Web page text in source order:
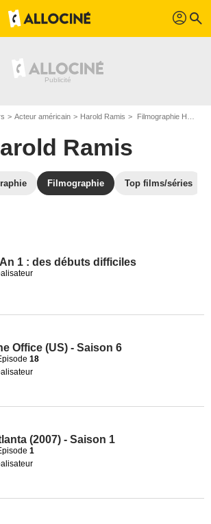
profil search
Acteur américain Harold Ramis Filmographie Harold Ramis
Ramis
Filmographie Top films/séries
1 : des débuts difficiles
Office (US) - Saison 6
18
(2007) - Saison 1
1